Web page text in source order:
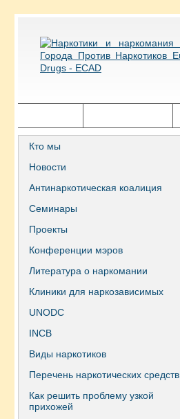
Кто мы
Новости
Антинаркотическая коалиция
Семинары
Проекты
Конференции мэров
Литература о наркомании
Клиники для наркозависимых
UNODC
INCB
Виды наркотиков
Перечень наркотических средств
Как решить проблему узкой
прихожей